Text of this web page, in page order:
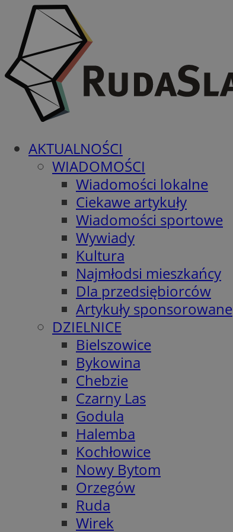
AKTUALNOŚCI
WIADOMOŚCI
Wiadomości lokalne
Ciekawe artykuły
Wiadomości sportowe
Wywiady
Kultura
Najmłodsi mieszkańcy
Dla przedsiębiorców
Artykuły sponsorowane
DZIELNICE
Bielszowice
Bykowina
Chebzie
Czarny Las
Godula
Halemba
Kochłowice
Nowy Bytom
Orzegów
Ruda
Wirek